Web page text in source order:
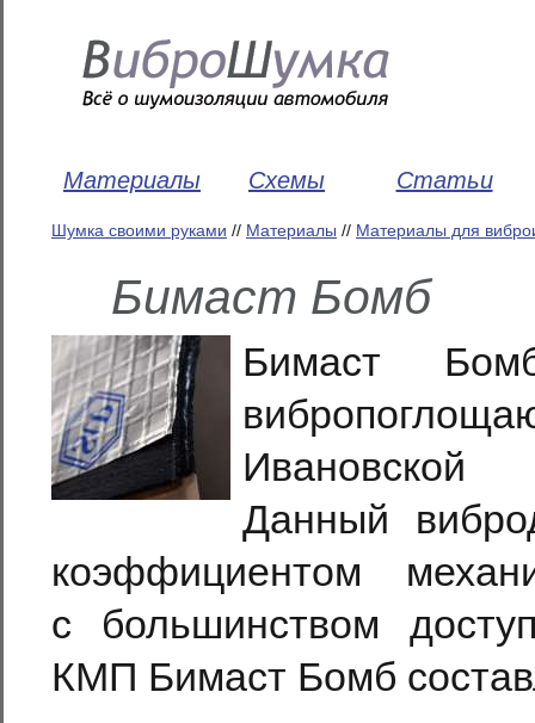
Шумка своими руками // Материалы // Материалы для
Бимаст Бомб
Бимаст
Ивановской
Данный
коэффициентом
с большинством
КМП Бимаст Бомб
Материалы Схемы Статьи